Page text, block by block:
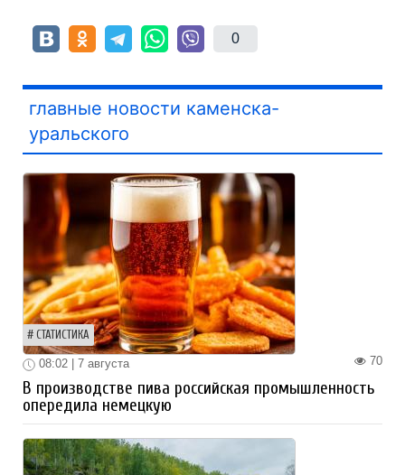
0
главные новости каменска-
уральского
СТАТИСТИКА
70
08:02 | 7 августа
В производстве пива российская промышленность
опередила немецкую